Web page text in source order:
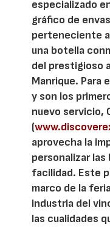
especializado
gráfico de
perteneciente
una botella
del prestigioso
Manrique. Para
y son los
nuevo servicio,
(
aprovecha la
personalizar
facilidad. Este
marco de la
industria del
las cualidades